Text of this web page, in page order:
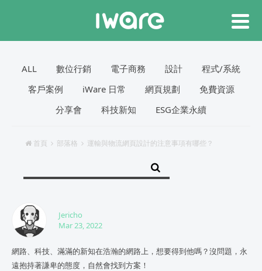
ALL 數位行銷 電子商務 設計
程式/系統
客戶案例
iWare 日常 網頁規劃
免費資源
分享會
科技新知 ESG企業永續
首頁 部落格 運輸與物流網頁設計的注意事項有哪些？
Jericho
Mar 23, 2022
網路、科技、滿滿的新知在浩瀚的網路上，想要得到他嗎？沒問題，永
遠抱持著謙卑的態度，自然會找到方案！